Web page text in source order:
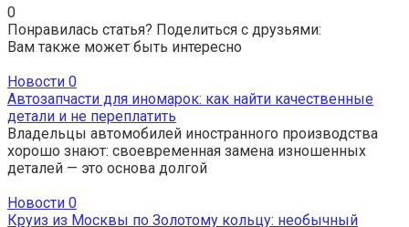
0
Понравилась статья? Поделиться с друзьями:
Вам также может быть интересно
Новости 0
Автозапчасти для иномарок: как найти качественные
детали и не переплатить
Владельцы автомобилей иностранного производства
хорошо знают: своевременная замена изношенных
деталей — это основа долгой
Новости 0
Круиз из Москвы по Золотому кольцу: необычный